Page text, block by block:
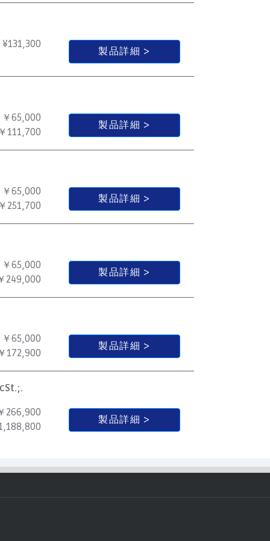
¥131,300
製品詳細
￥65,000
111,700
製品詳細
￥65,000
251,700
製品詳細
￥65,000
249,000
製品詳細
￥65,000
172,900
製品詳細
266,900
製品詳細